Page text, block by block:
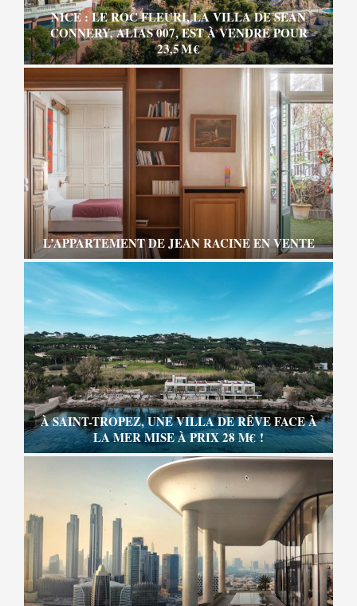
NICE : LE ROC FLEURI, LA VILLA DE SEAN
CONNERY, ALIAS 007, EST À VENDRE POUR
23,5 M €
L’APPARTEMENT DE JEAN RACINE EN VENTE
À SAINT-TROPEZ, UNE VILLA DE RÊVE FACE À
LA MER MISE À PRIX 28 M€ !